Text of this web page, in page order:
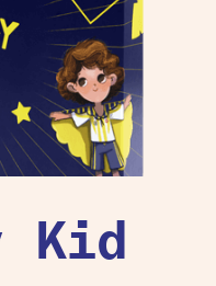
Kid